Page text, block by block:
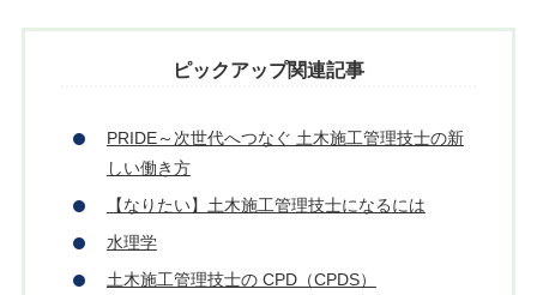
ピックアップ関連記事
PRIDE～次世代へつなぐ 土木施工管理技士の新
しい働き方
【なりたい】土木施工管理技士になるには
水理学
土木施工管理技士の CPD（CPDS）